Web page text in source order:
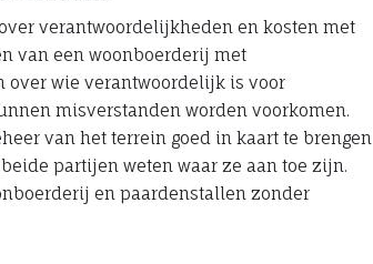
verantwoordelijkheden en kosten met
van een woonboerderij met
over wie verantwoordelijk is voor
misverstanden worden voorkomen.
van het terrein goed in kaart te brengen
partijen weten waar ze aan toe zijn.
en paardenstallen zonder